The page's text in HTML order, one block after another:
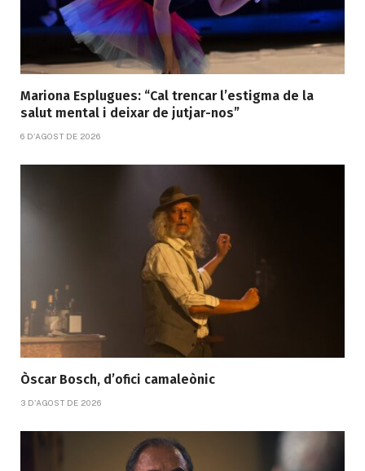
Mariona Esplugues: “Cal trencar l’estigma de la
salut mental i deixar de jutjar-nos”
6 D'AGOST DE 2026
Òscar Bosch, d’ofici camaleònic
3 D'AGOST DE 2026